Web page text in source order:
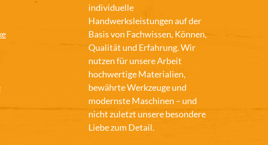
individuelle
Handwerksleistungen auf der
Basis von Fachwissen, Können,
Qualität und Erfahrung. Wir
nutzen für unsere Arbeit
hochwertige Materialien,
bewährte Werkzeuge und
modernste Maschinen – und
nicht zuletzt unsere besondere
Liebe zum Detail.